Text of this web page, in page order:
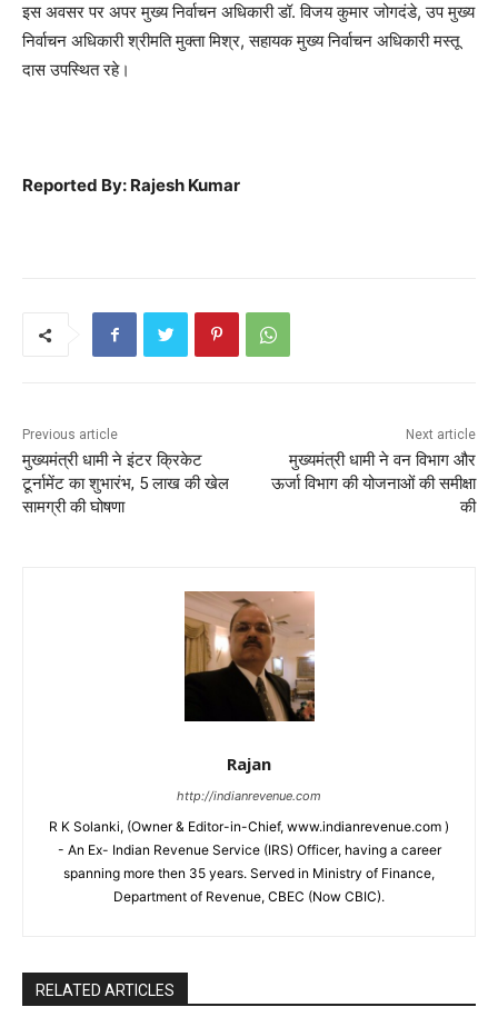
इस अवसर पर अपर मुख्य निर्वाचन अधिकारी डॉ. विजय कुमार जोगदंडे, उप मुख्य
निर्वाचन अधिकारी श्रीमति मुक्ता मिश्र, सहायक मुख्य निर्वाचन अधिकारी मस्तू
दास उपस्थित रहे।
Reported By: Rajesh Kumar
Previous article
मुख्यमंत्री धामी ने इंटर क्रिकेट
टूर्नामेंट का शुभारंभ, 5 लाख की खेल
सामग्री की घोषणा
Next article
मुख्यमंत्री धामी ने वन विभाग और
ऊर्जा विभाग की योजनाओं की समीक्षा
की
Rajan
http://indianrevenue.com
R K Solanki, (Owner & Editor-in-Chief, www.indianrevenue.com )
- An Ex- Indian Revenue Service (IRS) Officer, having a career
spanning more then 35 years. Served in Ministry of Finance,
Department of Revenue, CBEC (Now CBIC).
RELATED ARTICLES